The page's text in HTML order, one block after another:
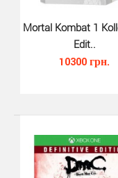
Street
Mortal Kombat 1
Edit..
10300 грн.